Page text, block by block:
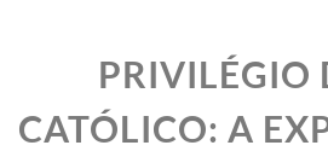
PRIVILÉGIO
CATÓLICO: A